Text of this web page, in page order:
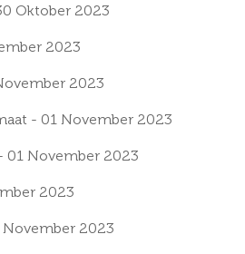
Oktober 2023
2023
2023
- 01 November 2023
01 November 2023
2023
2023